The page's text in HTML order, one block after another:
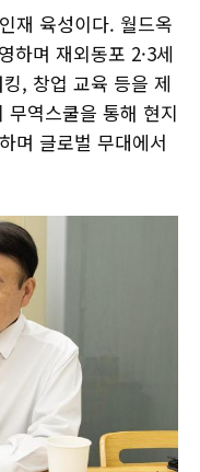
재 육성이다. 월드옥
하며 재외동포 2·3세
, 창업 교육 등을 제
역스쿨을 통해 현지
며 글로벌 무대에서